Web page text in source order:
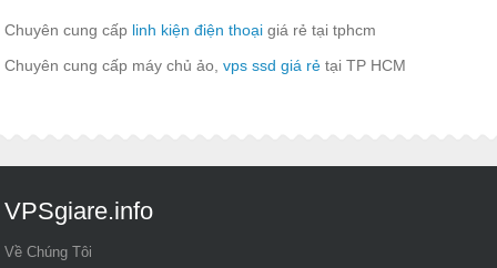
Chuyên cung cấp linh kiện điện thoại giá rẻ tại tphcm
Chuyên cung cấp máy chủ ảo,vps ssd giá rẻ tại TP HCM
VPSgiare.info
Về Chúng Tôi